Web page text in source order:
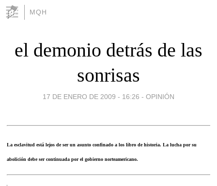
MQH
el demonio detrás de las
sonrisas
17 DE ENERO DE 2009 - 16:26 - OPINIÓN
La esclavitud está lejos de ser un asunto confinado a los libro de historia. La lucha por su
abolición debe ser continuada por el gobierno norteamericano.